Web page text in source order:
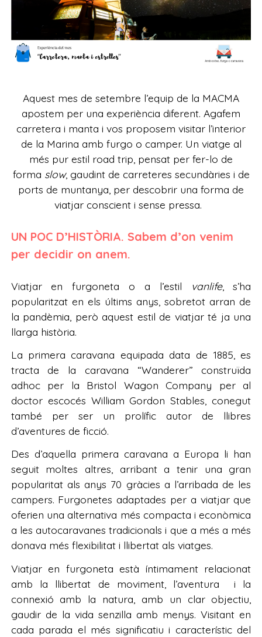
Aquest mes de setembre l’equip de la MACMA
apostem per una experiència diferent. Agafem
carretera i manta i vos proposem visitar l’interior
de la Marina amb furgo o camper. Un viatge al
més pur estil road trip, pensat per fer-lo de
forma slow, gaudint de carreteres secundàries i de
ports de muntanya, per descobrir una forma de
viatjar conscient i sense pressa.
UN POC D’HISTÒRIA. Sabem d’on venim
per decidir on anem.
Viatjar en furgoneta o a l’estil vanlife, s’ha
popularitzat en els últims anys, sobretot arran de
la pandèmia, però aquest estil de viatjar té ja una
llarga història.
La primera caravana equipada data de 1885, es
tracta de la caravana “Wanderer” construïda
adhoc per la Bristol Wagon Company per al
doctor escocés William Gordon Stables, conegut
també per ser un prolífic autor de llibres
d’aventures de ficció.
Des d’aquella primera caravana a Europa li han
seguit moltes altres, arribant a tenir una gran
popularitat als anys 70 gràcies a l’arribada de les
campers. Furgonetes adaptades per a viatjar que
oferien una alternativa més compacta i econòmica
a les autocaravanes tradicionals i que a més a més
donava més flexibilitat i llibertat als viatges.
Viatjar en furgoneta està íntimament relacionat
amb la llibertat de moviment, l’aventura i la
connexió amb la natura, amb un clar objectiu,
gaudir de la vida senzilla amb menys. Visitant en
cada parada el més significatiu i característic del